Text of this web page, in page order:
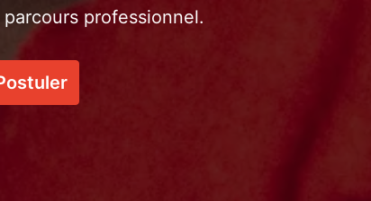
professionnel.